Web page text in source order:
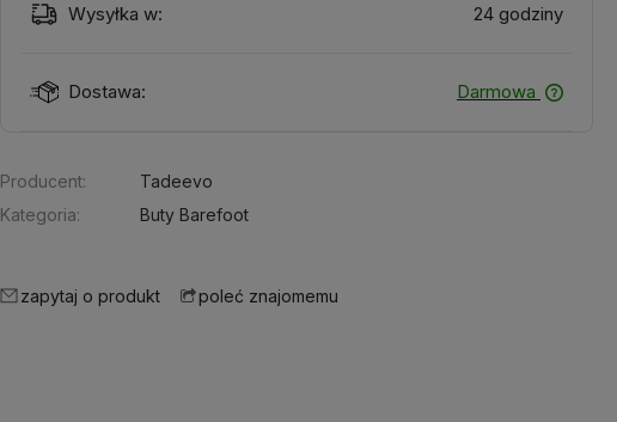
Wysyłka w: 24 godziny
Dostawa: Darmowa
Producent:
Tadeevo
Kategoria:
Buty Barefoot
zapytaj o produkt poleć znajomemu